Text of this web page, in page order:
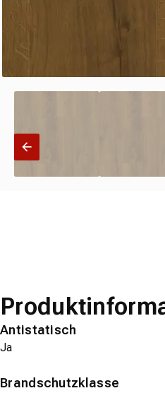
Antistatisch
Ja
Brandschutzklasse